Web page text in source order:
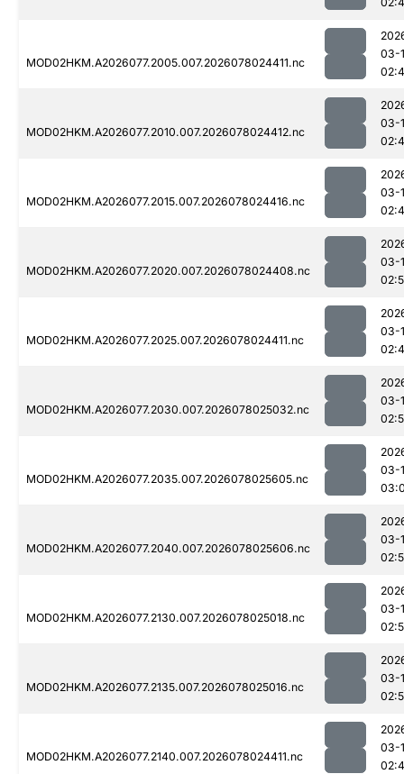
MOD02HKM.A2026077.2005.007.2026078024411.nc
03-
MOD02HKM.A2026077.2010.007.2026078024412.nc
03-
MOD02HKM.A2026077.2015.007.2026078024416.nc
03-
MOD02HKM.A2026077.2020.007.2026078024408.nc
03-
MOD02HKM.A2026077.2025.007.2026078024411.nc
03-
MOD02HKM.A2026077.2030.007.2026078025032.nc
03-
MOD02HKM.A2026077.2035.007.2026078025605.nc
03-
MOD02HKM.A2026077.2040.007.2026078025606.nc
03-
MOD02HKM.A2026077.2130.007.2026078025018.nc
03-
MOD02HKM.A2026077.2135.007.2026078025016.nc
03-
MOD02HKM.A2026077.2140.007.2026078024411.nc
03-